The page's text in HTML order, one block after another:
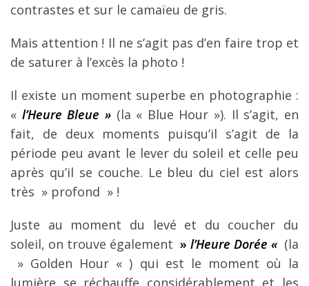
contrastes et sur le camaïeu de gris.
Mais attention ! Il ne s’agit pas d’en faire trop et
de saturer à l’excès la photo !
Il existe un moment superbe en photographie :
« l’Heure Bleue »(la « Blue Hour »). Il s’agit, en
fait, de deux moments puisqu’il s’agit de la
période peu avant le lever du soleil et celle peu
après qu’il se couche. Le bleu du ciel est alors
très » profond » !
Juste au moment du levé et du coucher du
soleil, on trouve également » l’Heure Dorée « (la
» Golden Hour « ) qui est le moment où la
lumière se réchauffe considérablement et les